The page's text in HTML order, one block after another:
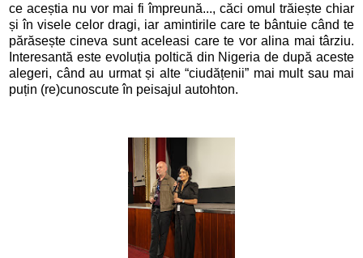
ce aceștia nu vor mai fi împreună..., căci omul trăiește chiar
și în visele celor dragi, iar amintirile care te bântuie când te
părăsește cineva sunt aceleasi care te vor alina mai târziu.
Interesantă este evoluția poltică din Nigeria de după aceste
alegeri, când au urmat și alte “ciudățenii” mai mult sau mai
puțin (re)cunoscute în peisajul autohton.